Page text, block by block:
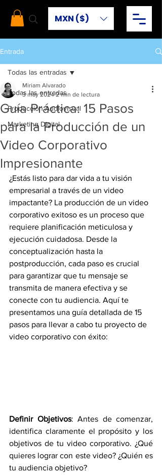
MXN ($)
Entrada
Todas las entradas
Producción Audiovisual
Marketing Digital
Todas las entradas
Guía Práctica: 15 Pasos
para la Producción de un
Video Corporativo
Impresionante
Miriam Alvarado
3 may 2024 2 min de lectura
¿Estás listo para dar vida a tu visión
empresarial a través de un video
impactante? La producción de un video
corporativo exitoso es un proceso que
requiere planificación meticulosa y
ejecución cuidadosa. Desde la
conceptualización hasta la
postproducción, cada paso es crucial
para garantizar que tu mensaje se
transmita de manera efectiva y se
conecte con tu audiencia. Aquí te
presentamos una guía detallada de 15
pasos para llevar a cabo tu proyecto de
video corporativo con éxito:
Definir Objetivos: Antes de comenzar,
identifica claramente el propósito y los
objetivos de tu video corporativo. ¿Qué
quieres lograr con este video? ¿Quién es
tu audiencia objetivo?